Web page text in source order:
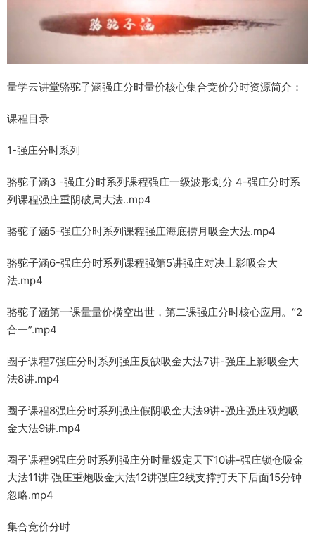
量学云讲堂骆驼子涵强庄分时量价核心集合竞价分时资源简介：
课程目录
1-强庄分时系列
骆驼子涵3 -强庄分时系列课程强庄一级波形划分 4-强庄分时系
列课程强庄重阴破局大法..mp4
骆驼子涵5-强庄分时系列课程强庄海底捞月吸金大法.mp4
骆驼子涵6-强庄分时系列课程强第5讲强庄对决上影吸金大
法.mp4
骆驼子涵第一课量量价横空出世，第二课强庄分时核心应用。“2
合一”.mp4
圈子课程7强庄分时系列强庄反缺吸金大法7讲-强庄上影吸金大
法8讲.mp4
圈子课程8强庄分时系列强庄假阴吸金大法9讲-强庄强庄双炮吸
金大法9讲.mp4
圈子课程9强庄分时系列强庄分时量级定天下10讲-强庄锁仓吸金
大法11讲 强庄重炮吸金大法12讲强庄2线支撑打天下后面15分钟
忽略.mp4
集合竞价分时